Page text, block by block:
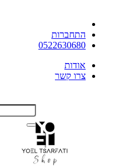
התחברות
0522630680
אודות
צרו קשר